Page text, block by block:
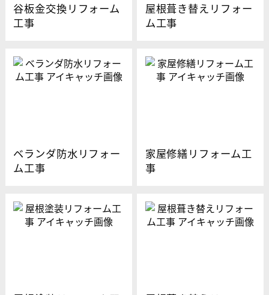
谷板金交換リフォーム
工事
屋根葺き替えリフォー
ム工事
ベランダ防水リフォー
ム工事
家屋修繕リフォーム工
事